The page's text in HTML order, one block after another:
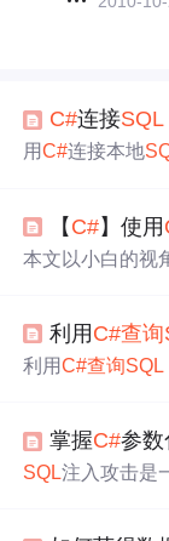
C#连接SQL
用C#连接本地
【 C#】使用
本文以小白的视
利用 C#查询
利用C#查询SQL
掌握C#参数
SQL注入攻击是